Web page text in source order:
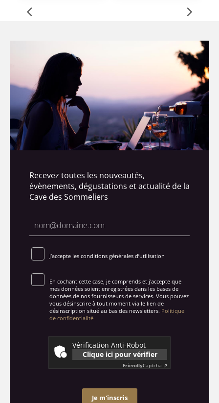
Recevez toutes les nouveautés,
évènements, dégustations et actualité de la
Cave des Sommeliers
J’accepte les conditions générales d’utilisation
En cochant cette case, je comprends et j'accepte que
mes données soient enregistrées dans les bases de
données de nos fournisseurs de services. Vous pouvez
vous désinscrire à tout moment via le lien de
désinscription situé au bas des newsletters. Politique
de confidentialité
Vérification Anti-Robot
Clique ici pour vérifier
FriendlyCaptcha ⇗
Je m'inscris